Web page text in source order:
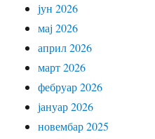
јун 2026
мај 2026
април 2026
март 2026
фебруар 2026
јануар 2026
новембар 2025